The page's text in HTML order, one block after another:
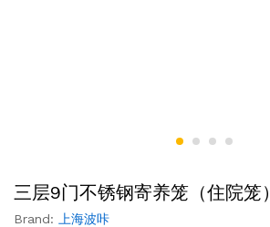
三层9门不锈钢寄养笼（住院笼）
Brand: 上海波咔